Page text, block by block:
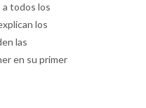
todos los
los
las
en su primer